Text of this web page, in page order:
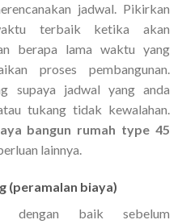
jadwal. Pikirkan
terbaik ketika akan
berapa lama waktu yang
proses pembangunan.
supaya jadwal yang anda
tukang tidak kewalahan.
bangun rumah type 45
lainnya.
(peramalan biaya)
dengan baik sebelum